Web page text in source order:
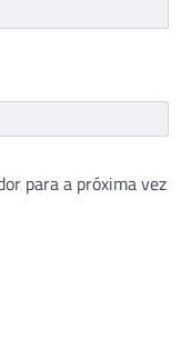
para a próxima vez